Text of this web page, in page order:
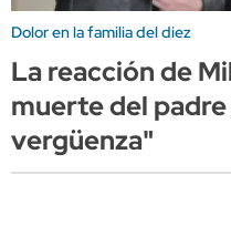
Dolor en la familia del diez
La reacción de
muerte del padre
vergüenza"